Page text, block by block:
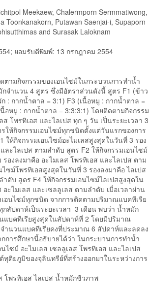
Meekaew, Chalermporn Sermmatiwong,
Toonkanakorn, Putawan Saenjai-i, Supaporn
and Surasak Laloknam
ยอมรับตีพิมพ์: 13 กรกฎาคม 2554
ตามกิจกรรมของเอนไซม์ในกระบวนการทำน้ำ
จำนวน 4 สูตร ซึ่งมีอัตราส่วนดังนี้ สูตร F1 (ข้าว
: กากน้ำตาล = 3:1) F3 (เนื้อหมู : กากน้ำตาล =
อหมู : กากน้ำตาล = 3:3:3:1) โดยติดตามกิจกรรม
ส โพรทิเอส และไลเปส ทุก ๆ วัน เป็นระยะเวลา 3
ให้กิจกรรมเอนไซม์ทุกชนิดตั้งแต่วันแรกของการ
ห้กิจกรรมเอนไซม์อะไมเลสสูงสุดในวันที่ 3 รอง
ละไลเปส ตามลำดับ สูตร F2 ให้กิจกรรมเอนไซม์
องลงมาคือ อะไมเลส โพรทิเอส และไลเปส ตาม
ซม์โพรทิเอสสูงสุดในวันที่ 3 รองลงมาคือ ไลเปส
ำดับ สูตร F4 ให้กิจกรรมเอนไซม์ไลเปสสูงสุดใน
ะไมเลส และเซลลูเลส ตามลำดับ เมื่อเวลาผ่าน
เอนไซม์ทุกชนิด จากการติดตามปริมาณแบคทีเรีย
สัปดาห์เป็นระยะเวลา 3 เดือน พบว่า น้ำหมัก
แบคทีเรียสูงสุดในสัปดาห์ที่ 2 โดยมีปริมาณ
ำนวนแบคทีเรียคงที่ประมาณ 6 สัปดาห์และลดลง
การศึกษานี้อธิบายได้ว่า ในกระบวนการทำน้ำ
ซม์ อะไมเลส เซลลูเลส โพรทิเอส และไลเปส
ทุติยภูมิของจุลินทรีย์ที่สร้างออกมาในระหว่างการ
โพรทิเอส ไลเปส น้ำหมักชีวภาพ